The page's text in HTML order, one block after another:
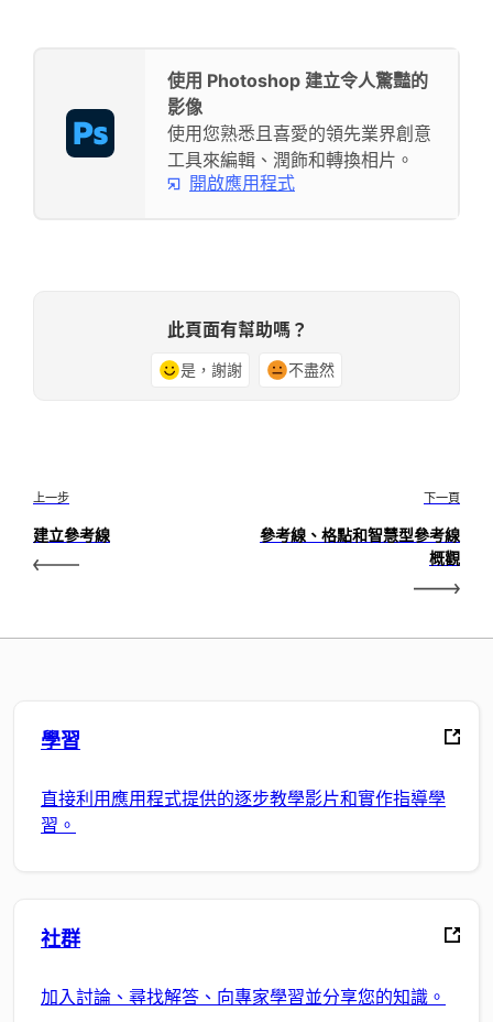
使用 Photoshop 建立令人驚豔的
影像
使用您熟悉且喜愛的領先業界創意
工具來編輯、潤飾和轉換相片。
開啟應用程式
此頁面有幫助嗎？
是，謝謝 不盡然
上一步
建立參考線
下一頁
參考線、格點和智慧型參考線
概觀
學習
直接利用應用程式提供的逐步教學影片和實作指導學
習。
社群
加入討論、尋找解答、向專家學習並分享您的知識。